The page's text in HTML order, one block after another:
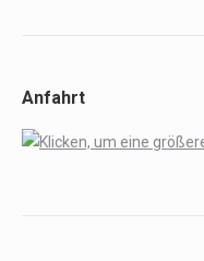
Anfahrt